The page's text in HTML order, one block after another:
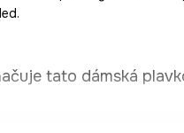
tato dámská